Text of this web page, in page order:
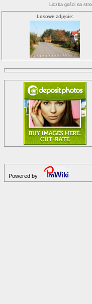
Liczba gości na
Losowe zdjęcie:
Powered by